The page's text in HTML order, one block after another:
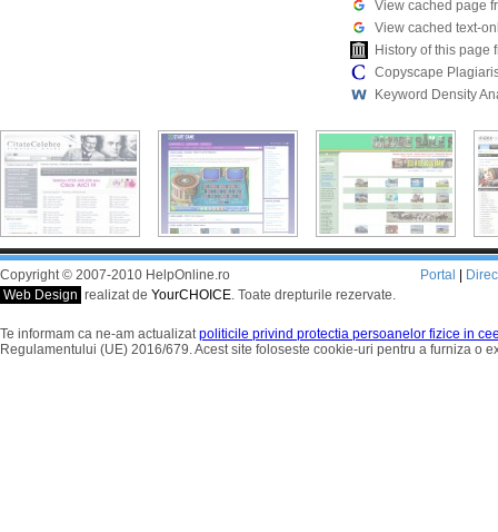
View cached page
View cached text-
History of this page
Copyscape
Keyword Density
Copyright © 2007-2010 HelpOnline.ro
Web Design realizat de YourCHOICE. Toate drepturile rezervate.
Portal
Te informam ca ne-am actualizatpoliticile privind protectia persoanelor fizice in
Regulamentului (UE) 2016/679. Acest site foloseste cookie-uri pentru a furniza o